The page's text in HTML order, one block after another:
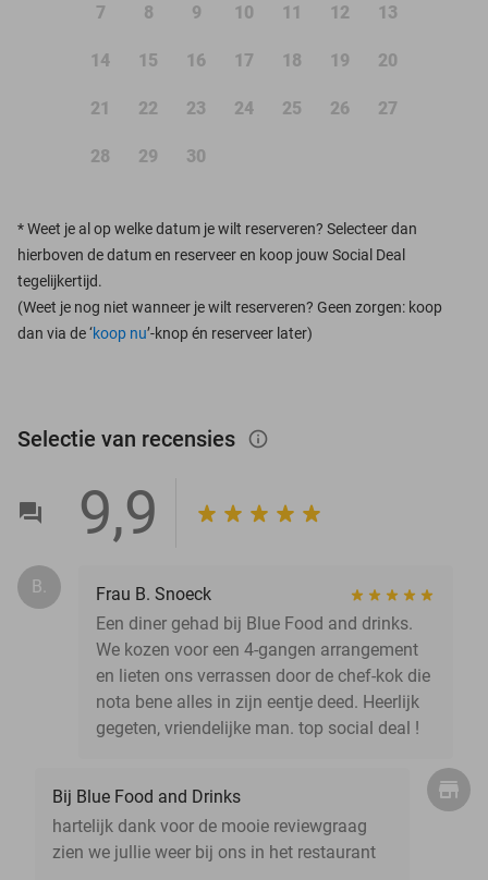
7 8 9 10 11 12 13
14 15 16 17 18 19 20
21 22 23 24 25 26 27
28 29 30
*Weet je al op welke datum je wilt reserveren? Selecteer dan
hierboven de datum en reserveer en koop jouw Social Deal
tegelijkertijd.
(Weet je nog niet wanneer je wilt reserveren? Geen zorgen: koop
dan via de ‘koop nu’-knop én reserveer later)
Selectie van recensies info_outlined
9,9
B.
Frau B. Snoeck
Een diner gehad bij Blue Food and drinks.
We kozen voor een 4-gangen arrangement
en lieten ons verrassen door de chef-kok die
nota bene alles in zijn eentje deed. Heerlijk
gegeten, vriendelijke man. top social deal !
Bij Blue Food and Drinks
hartelijk dank voor de mooie reviewgraag
zien we jullie weer bij ons in het restaurant